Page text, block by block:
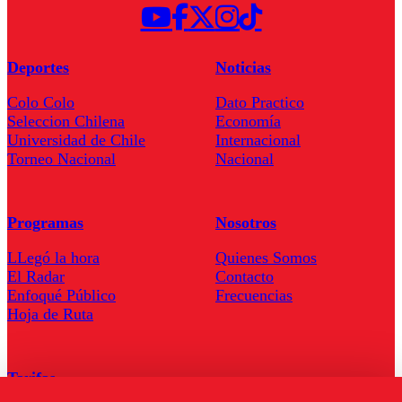
Deportes
Colo Colo
Seleccion Chilena
Universidad de Chile
Torneo Nacional
Noticias
Dato Practico
Economía
Internacional
Nacional
Programas
LLegó la hora
El Radar
Enfoqué Público
Hoja de Ruta
Nosotros
Quienes Somos
Contacto
Frecuencias
Tarifas